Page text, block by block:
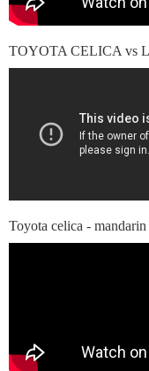
TOYOTA CELICA vs
Toyota celica -